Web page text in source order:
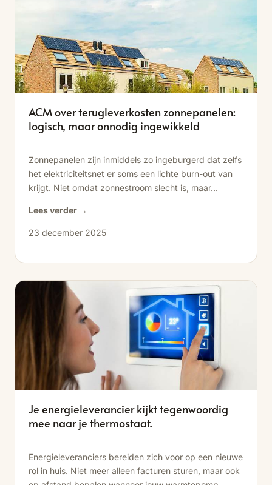
ACM over terugleverkosten zonnepanelen:
logisch, maar onnodig ingewikkeld
Zonnepanelen zijn inmiddels zo ingeburgerd dat zelfs
het elektriciteitsnet er soms een lichte burn-out van
krijgt. Niet omdat zonnestroom slecht is, maar...
Lees verder →
23 december 2025
Je energieleverancier kijkt tegenwoordig
mee naar je thermostaat.
Energieleveranciers bereiden zich voor op een nieuwe
rol in huis. Niet meer alleen facturen sturen, maar ook